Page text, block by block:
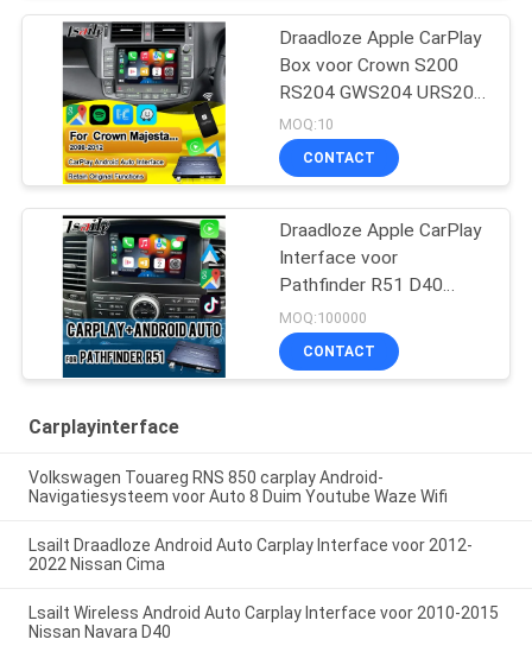
Draadloze Apple CarPlay
Box voor Crown S200
RS204 GWS204 URS204
URS206 Majesta XV
Athlete Saloon Toyota
Geïntegreerde Android
MOQ:10
CONTACT
Draadloze Apple CarPlay
Interface voor
Pathfinder R51 D40
Navara 08IT met Android
Auto, Bluetooth, WiFi,
YouTube Music
MOQ:100000
CONTACT
Carplayinterface
Volkswagen Touareg RNS 850 carplay Android-
Navigatiesysteem voor Auto 8 Duim Youtube Waze Wifi
Lsailt Draadloze Android Auto Carplay Interface voor 2012-
2022 Nissan Cima
Lsailt Wireless Android Auto Carplay Interface voor 2010-2015
Nissan Navara D40